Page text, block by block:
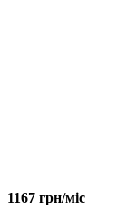
1167 грн/міс